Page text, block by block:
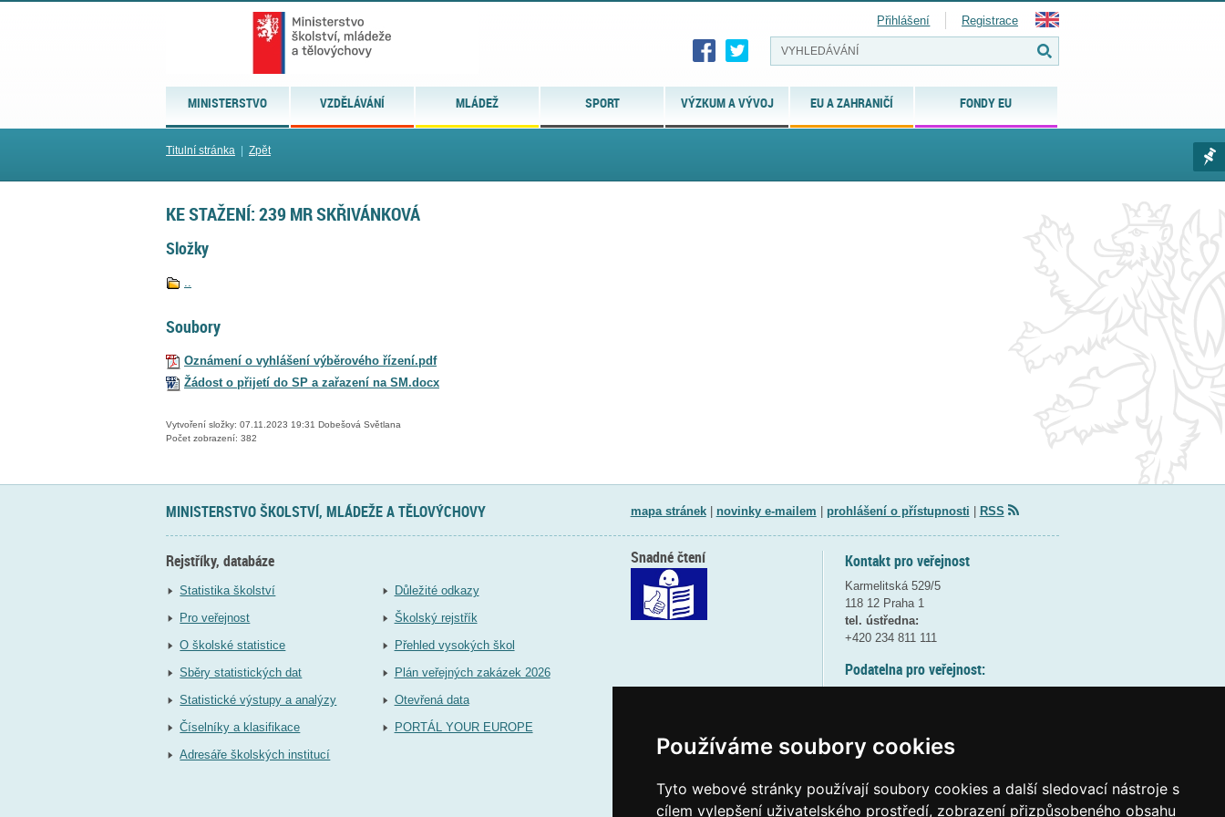
Používáme soubory cookies
Tyto webové stránky používají soubory cookies a další sledovací nástroje s
cílem vylepšení uživatelského prostředí, zobrazení přizpůsobeného obsahu
MINISTERSTVO VZDĚLÁVÁNÍ MLÁDEŽ SPORT VÝZKUM A VÝVOJ EU A ZAHRANIČÍ FONDY EU
Přihlášení Registrace
Titulní stránka Zpět
KE STAŽENÍ: 239 MR SKŘIVÁNKOVÁ
Složky
..
Soubory
Oznámení o vyhlášení výběrového řízení.pdf
Žádost o přijetí do SP a zařazení na SM.docx
Vytvoření složky: 07.11.2023 19:31 Dobešová Světlana
Počet zobrazení: 382
MINISTERSTVO ŠKOLSTVÍ, MLÁDEŽE A TĚLOVÝCHOVY mapa stránek| novinky e-mailem prohlášení o přístupnosti RSS
Rejstříky, databáze
Statistika školství
Pro veřejnost
O školské statistice
Sběry statistických dat
Statistické výstupy a analýzy
Číselníky a klasifikace
Adresáře školských institucí
Důležité odkazy
Školský rejstřík
Přehled vysokých škol
Plán veřejných zakázek 2026
Otevřená data
PORTÁL YOUR EUROPE
Kontakt pro veřejnost
Karmelitská 529/5
118 12 Praha 1
tel. ústředna:
+420 234 811 111
Podatelna pro veřejnost:
(více informací
Snadné čtení